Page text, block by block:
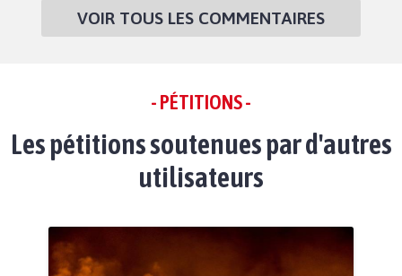
VOIR TOUS LES COMMENTAIRES
- PÉTITIONS -
Les pétitions soutenues par d'autres
utilisateurs